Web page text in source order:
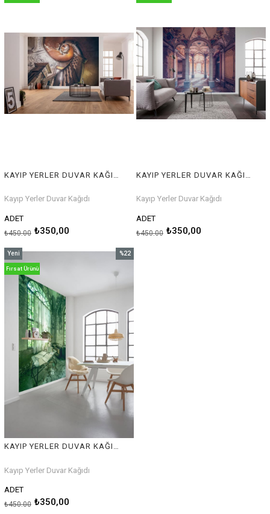
Kayıp Yerler Duvar Kağıdı
ADET
₺350,00
₺450,00
Kayıp Yerler Duvar Kağıdı
ADET
₺350,00
₺450,00
KAYIP YERLER DUVAR KAĞIDI
Kayıp Yerler Duvar Kağıdı
ADET
₺350,00
₺450,00
%22
%22İndirim
Yeni
Ürün
Fırsat Ürünü